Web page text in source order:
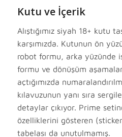
Kutu ve İçerik
Alıştığımız siyah 18+ kutu
karşımızda. Kutunun ön
robot formu, arka yüzünde
formu ve dönüşüm
açtığımızda
kılavuzunun yanı sıra
detaylar çıkıyor. Prime
özelliklerini gösteren
tabelası da unutulmamış.